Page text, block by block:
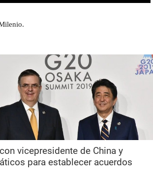
vicepresidente de China y
para establecer acuerdos